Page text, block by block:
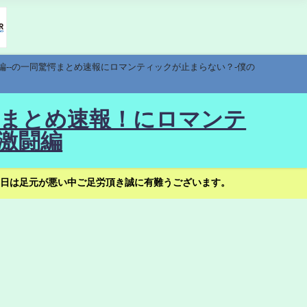
の一同驚愕まとめ速報にロマンティックが止まらない？-僕の
とめ速報！にロマンテ
闘編
足元が悪い中ご足労頂き誠に有難うございます。